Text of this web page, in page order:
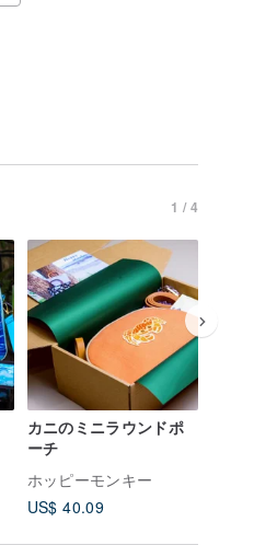
1 / 4
カニのミニラウンドポ
ーチ
ホッピーモンキー
US$ 40.09